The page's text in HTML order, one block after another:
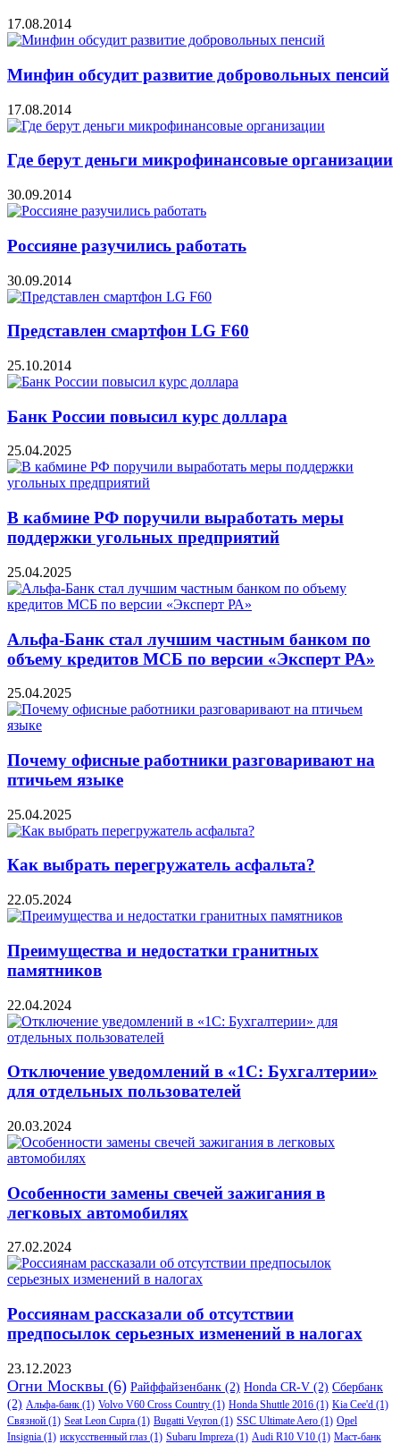
17.08.2014
Минфин обсудит развитие добровольных пенсий
17.08.2014
Где берут деньги микрофинансовые организации
30.09.2014
Россияне разучились работать
30.09.2014
Представлен смартфон LG F60
25.10.2014
Банк России повысил курс доллара
25.04.2025
В кабмине РФ поручили выработать меры
поддержки угольных предприятий
25.04.2025
Альфа-Банк стал лучшим частным банком по
объему кредитов МСБ по версии «Эксперт РА»
25.04.2025
Почему офисные работники разговаривают на
птичьем языке
25.04.2025
Как выбрать перегружатель асфальта?
22.05.2024
Преимущества и недостатки гранитных
памятников
22.04.2024
Отключение уведомлений в «1С: Бухгалтерии»
для отдельных пользователей
20.03.2024
Особенности замены свечей зажигания в
легковых автомобилях
27.02.2024
Россиянам рассказали об отсутствии
предпосылок серьезных изменений в налогах
23.12.2023
Огни Москвы (6) Райффайзенбанк (2) Honda CR-V (2) Сбербанк
(2) Альфа-банк (1) Volvo V60 Cross Country (1) Honda Shuttle 2016 (1) Kia Cee'd (1)
Связной (1) Seat Leon Cupra (1) Bugatti Veyron (1) SSC Ultimate Aero (1) Opel
Insignia (1) искусственный глаз (1) Subaru Impreza (1) Audi R10 V10 (1) Маст-банк